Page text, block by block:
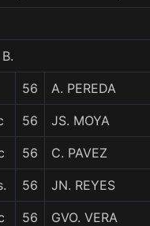
56 A. PEREDA
56 JS. MOYA
56 C. PAVEZ
56 JN. REYES
56 GVO. VERA